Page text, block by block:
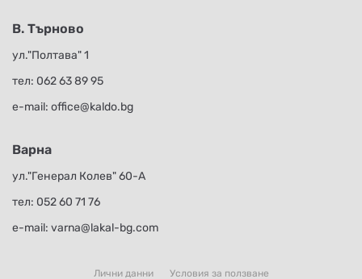
В. Търново
ул."Полтава" 1
тел: 062 63 89 95
е-mail: office@kaldo.bg
Варна
ул."Генерал Колев" 60-А
тел: 052 60 71 76
е-mail: varna@lakal-bg.com
Лични данни Условия за ползване